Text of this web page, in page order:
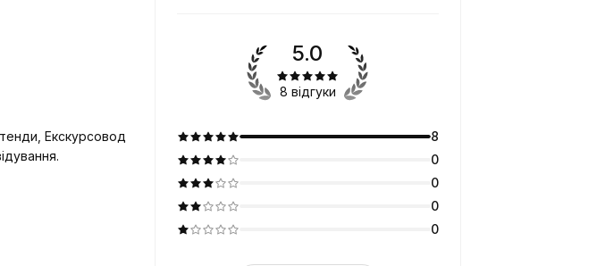
5.0
8 відгуки
8
0
0
0
0